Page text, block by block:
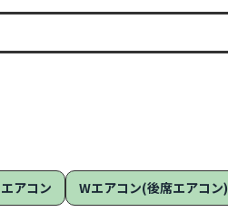
エアコン Wエアコン(後席エアコン)